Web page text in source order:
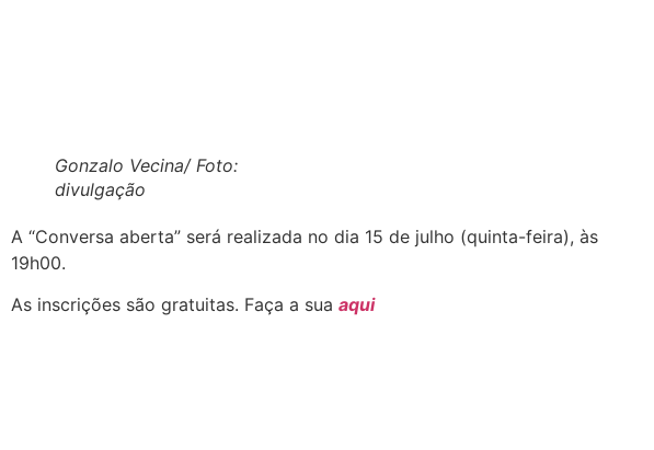
Gonzalo Vecina/ Foto:
divulgação
A “Conversa aberta” será realizada no dia 15 de julho (quinta-feira), às
19h00.
As inscrições são gratuitas. Faça a sua aqui